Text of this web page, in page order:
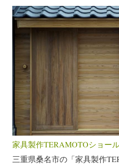
家具製作TERAMOTOショー
三重県桑名市の「家具製作